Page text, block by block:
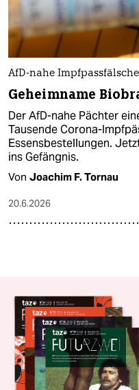
AfD-nahe
Geheimname
Der AfD-nahe Pächter
Tausende Corona-
Essensbestellungen.
ins Gefängnis.
Von Joachim F. Tornau
20.6.2026